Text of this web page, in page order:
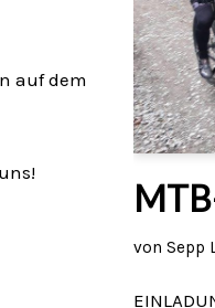
auf dem
von Sepp